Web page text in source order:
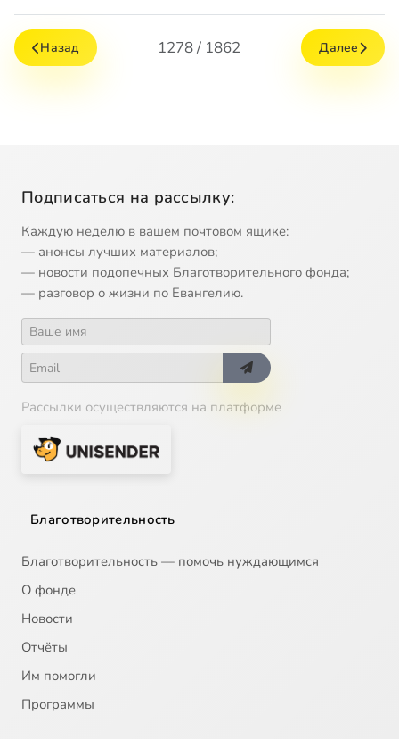
Назад 1278 / 1862 Далее
Подписаться на рассылку:
Каждую неделю в вашем почтовом ящике:
— анонсы лучших материалов;
— новости подопечных Благотворительного фонда;
— разговор о жизни по Евангелию.
Рассылки осуществляются на платформе
Благотворительность
Благотворительность — помочь нуждающимся
О фонде
Новости
Отчёты
Им помогли
Программы